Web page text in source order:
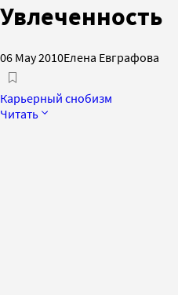
Увлеченность
06 May 2010Елена Евграфова
Карьерный снобизм
Читать